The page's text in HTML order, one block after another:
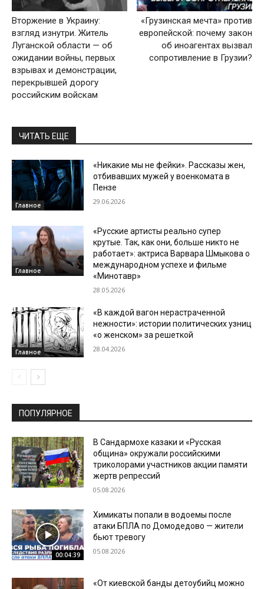
Вторжение в Украину:
взгляд изнутри. Житель
Луганской области — об
ожидании войны, первых
взрывах и демонстрации,
перекрывшей дорогу
российским войскам
«Грузинская мечта» против
европейской: почему закон
об иноагентах вызвал
сопротивление в Грузии?
ЧИТАТЬ ЕЩЕ
Главное
«Никакие мы не фейки». Рассказы жен,
отбивавших мужей у военкомата в
Пензе
29.06.2026
Главное
«Русские артисты реально супер
крутые. Так, как они, больше никто не
работает»: актриса Варвара Шмыкова о
международном успехе и фильме
«Минотавр»
28.05.2026
Главное
«В каждой вагон нерастраченной
нежности»: истории политических узниц
«о женском» за решеткой
28.04.2026
ПОПУЛЯРНОЕ
В Сандармохе казаки и «Русская
община» окружали российскими
триколорами участников акции памяти
жертв репрессий
05.08.2026
00:04:39
Химикаты попали в водоемы после
атаки БПЛА по Домодедово — жители
бьют тревогу
05.08.2026
«От киевской банды детоубийц можно